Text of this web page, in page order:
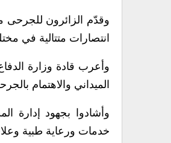
وقدّم الزائرون للجرحى
انتصارات متتالية في
وأعرب قادة وزارة
الميداني والاهتمام
وأشادوا بجهود إدارة
خدمات ورعاية طبية